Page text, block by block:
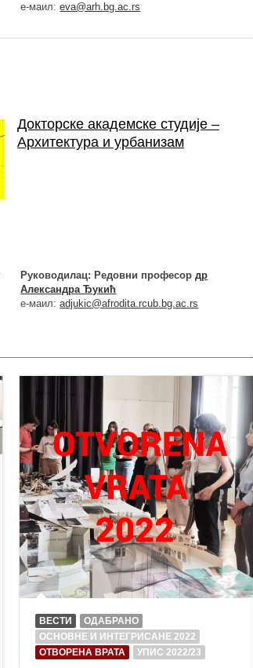
е-маил:eva@arh.bg.ac.rs
Докторске академске студије –
Архитектура и урбанизам
Руководилац: Редовни професор др
Александра Ђукић
е-маил:adjukic@afrodita.rcub.bg.ac.rs
ВЕСТИ
ОДАБРАНО
ОСНОВНЕ И ИНТЕГРИСАНЕ 2022
ОТВОРЕНА ВРАТА
УПИС 2022/23